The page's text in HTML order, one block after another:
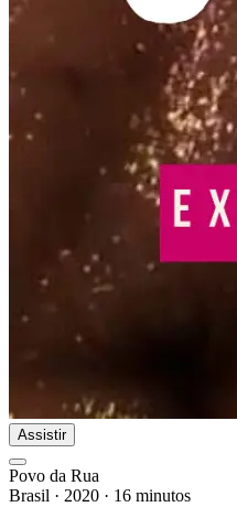
Assistir
Povo da Rua
Brasil · 2020 · 16 minutos